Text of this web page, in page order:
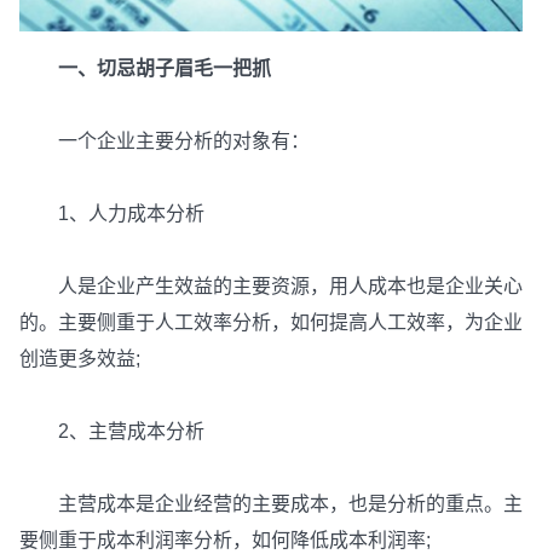
一、切忌胡子眉毛一把抓
一个企业主要分析的对象有：
1、人力成本分析
人是企业产生效益的主要资源，用人成本也是企业关心
的。主要侧重于人工效率分析，如何提高人工效率，为企业
创造更多效益;
2、主营成本分析
主营成本是企业经营的主要成本，也是分析的重点。主
要侧重于成本利润率分析，如何降低成本利润率;